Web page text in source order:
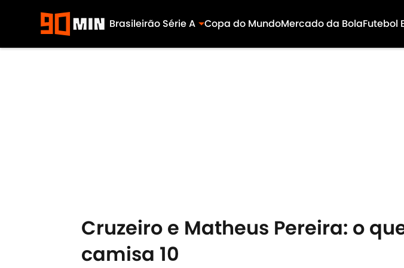
Brasileirão Série A Copa do MundoMercado da BolaFutebol
Cruzeiro e Matheus Pereira: o
camisa 10